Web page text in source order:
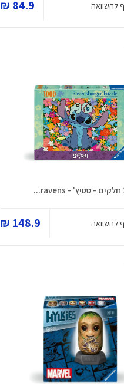
להשוואה 84.9 ₪
להשוואה 148.9 ₪